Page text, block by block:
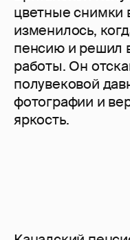
цветные снимки
изменилось,
пенсию и решил
работы. Он
полувековой
фотографии и
яркость.